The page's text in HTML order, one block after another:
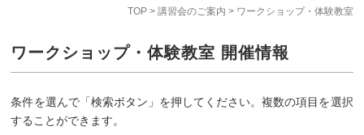
TOP> 講習会のご案内 > ワークショップ・体験教室
ワークショップ・体験教室 開催情報
条件を選んで「検索ボタン」を押してください。複数の項目を選択
することができます。